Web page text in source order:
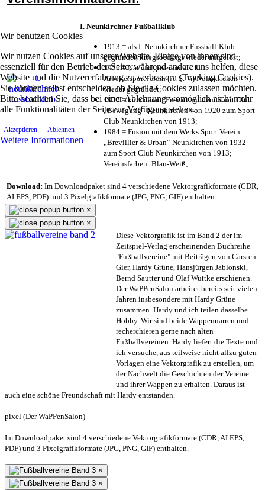
Wir benutzen Cookies
Wir nutzen Cookies auf unserer Website. Einige von ihnen sind
essenziell für den Betrieb der Seite, während andere uns helfen, diese
Website und die Nutzererfahrung zu verbessern (Tracking Cookies).
Sie können selbst entscheiden, ob Sie die Cookies zulassen möchten.
Bitte beachten Sie, dass bei einer Ablehnung womöglich nicht mehr
alle Funktionalitäten der Seite zur Verfügung stehen.
Akzeptieren Ablehnen
Weitere Informationen
I. Neunkirchner Fußballklub
1913 = als I. Neunkirchner Fussball-Klub
gegründet, kriegsbedingt wieder aufgelöst;
1925 = Nachfolgeverein als 1.
Arbeitersportverein (A. S. V.) Neunkirchen
wieder gegründet;
1925 = kurz darauf Fusion mit dem Sport Club
„Bewegung“ Neunkirchen von 1920 zum Sport
Club Neunkirchen von 1913;
1984 = Fusion mit dem Werks Sport Verein
„Brevillier & Urban“ Neunkirchen von 1932
zum Sport Club Neunkirchen von 1913;
Vereinsfarben: Blau-Weiß;
Download: Im Downloadpaket sind 4 verschiedene Vektorgrafikformate (CDR,
AI EPS, PDF) und 3 Pixelgrafikformate (JPG, PNG, GIF) enthalten.
×
×
Diese Vektorgrafik ist im Band 2 der im
Zeitspiel-Verlag erscheinenden Buchreihe
"Fußballvereine" mit Beiträgen von Carsten
Gier, Hardy Grüne, Hansjürgen Jablonski,
Bernd Sautter und Olaf Wuttke erschienen.
Der WaPPenSalon arbeitet bereits seit vielen
Jahren insbesondere mit Hardy Grüne
zusammen. Hardy und ich teilen dasselbe
Hobby. Wir sind beide Wappennarren und
recherchieren gerne nach alten
Fußballvereinen. Hardy liefert die Texte und
ich versuche, aus teilweise nicht allzu guten
Vorlagen eine Vektorgrafik zu erstellen, um
der Nachwelt die Geschichten der Vereine
und ihrer Wappen zu erhalten. Daraus ist
auch eine schöne Freundschaft mit Hardy entstanden.
pixel (Der WaPPenSalon)
Im Downloadpaket sind 4 verschiedene Vektorgrafikformate (CDR, AI EPS,
PDF) und 3 Pixelgrafikformate (JPG, PNG, GIF) enthalten.
×
×